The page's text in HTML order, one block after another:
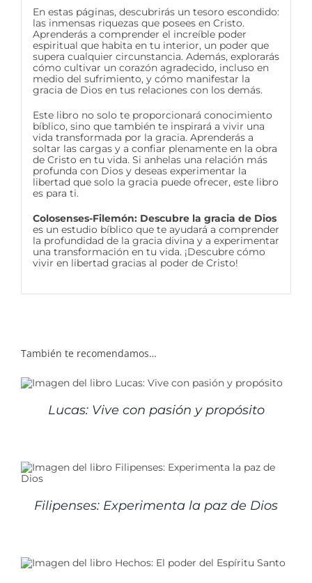
En estas páginas, descubrirás un tesoro escondido:
las inmensas riquezas que posees en Cristo.
Aprenderás a comprender el increíble poder
espiritual que habita en tu interior, un poder que
supera cualquier circunstancia. Además, explorarás
cómo cultivar un corazón agradecido, incluso en
medio del sufrimiento, y cómo manifestar la
gracia de Dios en tus relaciones con los demás.
Este libro no solo te proporcionará conocimiento
bíblico, sino que también te inspirará a vivir una
vida transformada por la gracia. Aprenderás a
soltar las cargas y a confiar plenamente en la obra
de Cristo en tu vida. Si anhelas una relación más
profunda con Dios y deseas experimentar la
libertad que solo la gracia puede ofrecer, este libro
es para ti.
Colosenses-Filemón: Descubre la gracia de Dios
es un estudio bíblico que te ayudará a comprender
la profundidad de la gracia divina y a experimentar
una transformación en tu vida. ¡Descubre cómo
vivir en libertad gracias al poder de Cristo!
También te recomendamos…
Lucas: Vive con pasión y propósito
Filipenses: Experimenta la paz de Dios